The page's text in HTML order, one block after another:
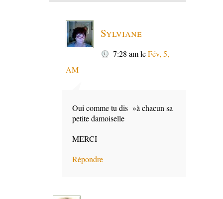
Sylviane
7:28 amleFév, 5,
AM
Oui comme tu dis »à chacun sa
petite damoiselle
MERCI
Répondre